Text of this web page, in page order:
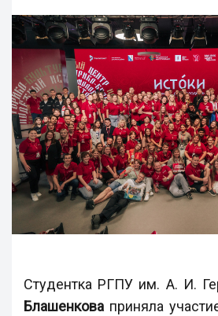
Студентка РГПУ им. А. И.
Блашенкова приняла